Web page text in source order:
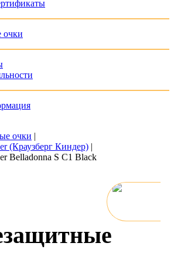
очки
очки |
(Краузберг Киндер) |
Belladonna S C1 Black